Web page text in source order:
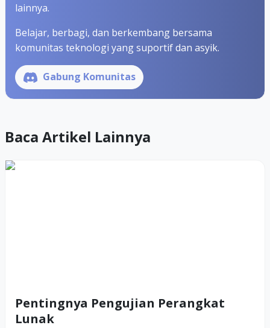
lainnya.
Belajar, berbagi, dan berkembang bersama
komunitas teknologi yang suportif dan asyik.
Gabung Komunitas
Baca Artikel Lainnya
Pentingnya Pengujian Perangkat
Lunak